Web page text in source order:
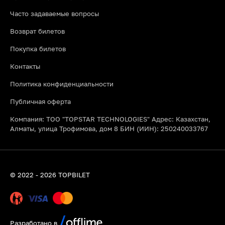
фартуки) и финальный обжиг изделия в печи. Вы просто
приходите, наслаждаетесь процессом и забираете готовую
керамику.
Подходят ли мастер классы по выпечке в Алматы новичкам?
Абсолютно! Большинство кулинарных уроков рассчитано на
объясняют весь процесс, поэтому вкусный результат и
Часто задаваемые вопросы
Возврат билетов
Покупка билетов
Контакты
Политика конфиденциальности
Публичная оферта
Компания: ТОО "TOPSTAR TECHNOLOGIES" Адрес: Казахстан,
Алматы, улица Трофимова, дом 8 БИН (ИИН): 250240033767
© 2022 - 2026 TOPBILET
Разработано в